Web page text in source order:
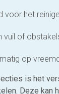
voor het
vuil of
op
is het
Deze kan